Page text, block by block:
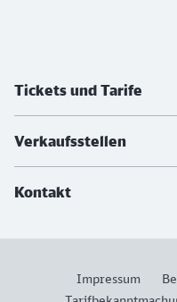
Tickets und Tarife
Verkaufsstellen
Kontakt
Impressum